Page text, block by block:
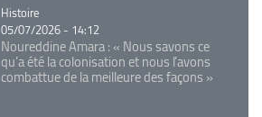
Catégorie
Histoire
05/07/2026 - 14:12
Noureddine Amara : « Nous savons ce
qu’a été la colonisation et nous l’avons
combattue de la meilleure des façons »